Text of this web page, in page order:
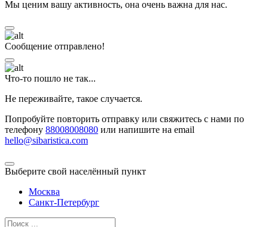
Мы ценим вашу активность, она очень важна для нас.
Сообщение отправлено!
Что-то пошло не так...
Не переживайте, такое случается.
Попробуйте повторить отправку или свяжитесь с нами по
телефону 88008008080 или напишите на email
hello@sibaristica.com
Выберите свой населённый пункт
Москва
Санкт-Петербург